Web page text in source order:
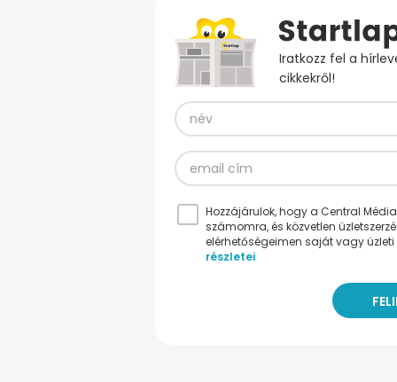
Iratkozz fel a
cikkekről!
Hozzájárulok, hogy a Central
számomra, és közvetlen
elérhetőségeimen saját vagy
részletei